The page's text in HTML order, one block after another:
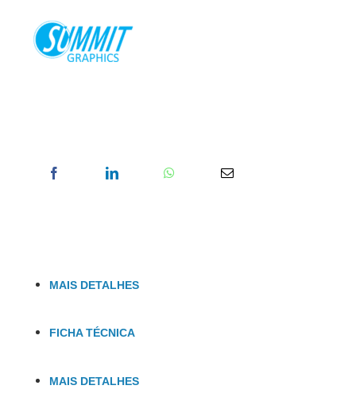
MAIS DETALHES
FICHA TÉCNICA
MAIS DETALHES